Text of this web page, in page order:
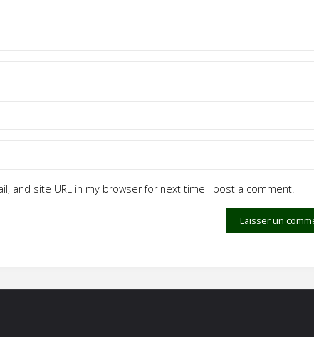
and site URL in my browser for next time I post a comment.